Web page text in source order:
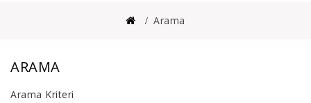
Arama
ARAMA
Arama Kriteri